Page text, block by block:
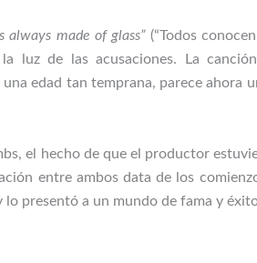
always made of glass”(“Todos
luz de las acusaciones. La
edad tan temprana, parece ahora
el hecho de que el productor
entre ambos data de los
presentó a un mundo de fama y